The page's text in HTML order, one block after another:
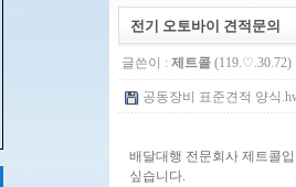
전기 오토바이 견적문의
글쓴이 : 제트콜 (119.♡.30.72)
공동장비 표준견적 양식
배달대행 전문회사 제트콜
싶습니다.